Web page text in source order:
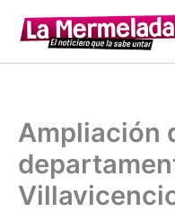
contenido
Ampliación